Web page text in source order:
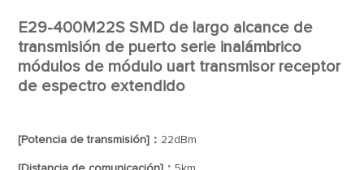
E29-400M22S SMD de largo alcance de
transmisión de puerto serie inalámbrico
módulos de módulo uart transmisor receptor
de espectro extendido
[Potencia de transmisión]： 22dBm